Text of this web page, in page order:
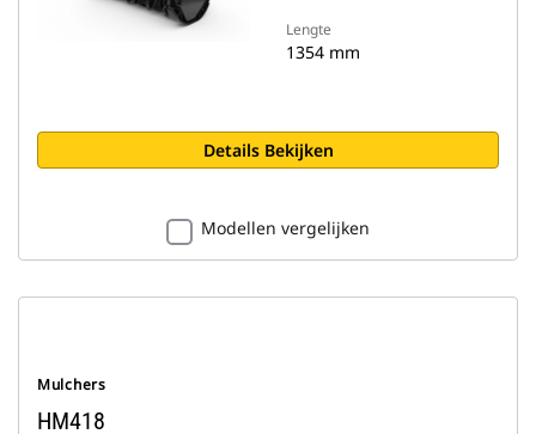
Lengte
1354 mm
Details Bekijken
Modellen vergelijken
Mulchers
HM418